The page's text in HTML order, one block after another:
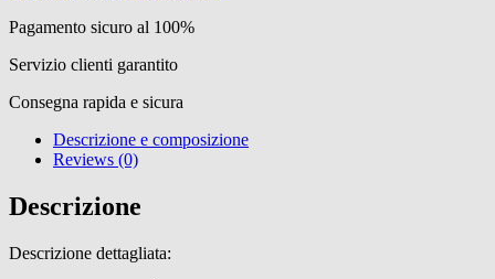
Pagamento sicuro al 100%
Servizio clienti garantito
Consegna rapida e sicura
Descrizione e composizione
Reviews (0)
Descrizione
Descrizione dettagliata: